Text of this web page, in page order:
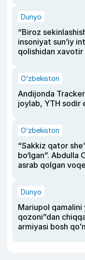
Dunyo
“Biroz
insoniyat sun’iy
qolishidan
O‘zbekiston
Andijonda
joylab, YTH sodir
O‘zbekiston
“Sakkiz qator
bo‘lgan”.
asrab qolgan
Dunyo
Mariupol qamalini
qozoni”dan
armiyasi bosh